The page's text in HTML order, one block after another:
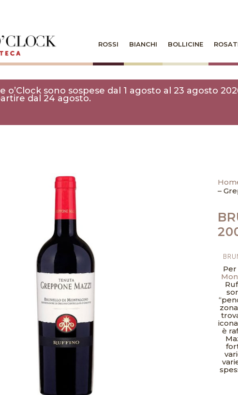
ROSSI BIANCHI BOLLICINE
sono sospese dal 1 agosto al 23 agosto
dal 24 agosto.
–
Per
è